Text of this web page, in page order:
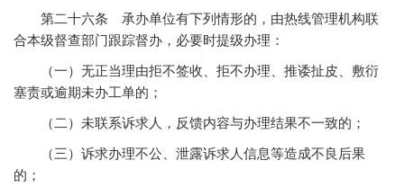
第二十六条 承办单位有下列情形的，由热线管理机构联
合本级督查部门跟踪督办，必要时提级办理：
（一）无正当理由拒不签收、拒不办理、推诿扯皮、敷衍
塞责或逾期未办工单的；
（二）未联系诉求人，反馈内容与办理结果不一致的；
（三）诉求办理不公、泄露诉求人信息等造成不良后果
的；